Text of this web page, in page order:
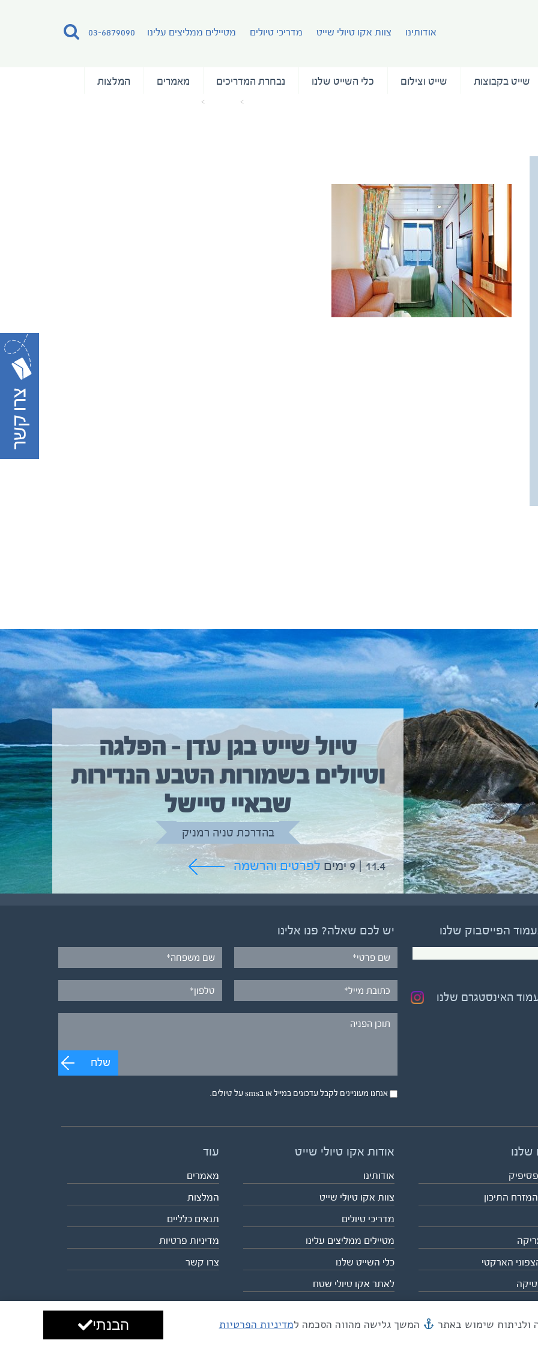
03-6879090 אודותינו צוות אקו טיולי שייט מדריכי טיולים מטיילים ממליצים עלינו
שייט בקבוצות שייט וצילום כלי השייט שלנו נבחרת המדריכים מאמרים המלצות
טיול שייט בגן עדן – הפלגה
וטיולים בשמורות הטבע הנדירות
שבאיי סיישל
בהדרכת טניה רמניק
11.4 | 9 ימים לפרטים והרשמה
טיול שייט מקיף איסלנד
בהדרכת גיל יניב
5.6 | 12 ימים לפרטים והרשמה
הפייסבוק שלנו
האינסטגרם שלנו
יש לכם שאלה? פנו אלינו
שלח
אנחנו מעוניינים לקבל עדכונים במייל או בsms על טיולים.
שלנו
התיכון
הארקטי
אודות אקו טיולי שייט
אודותינו
צוות אקו טיולי שייט
מדריכי טיולים
מטיילים ממליצים עלינו
כלי השייט שלנו
לאתר אקו טיולי שטח
עוד
מאמרים
המלצות
תנאים כלליים
מדיניות פרטיות
צרו קשר
מייל mail@eco.co.il | כתובתנו המסגר 55, תל אביב עיצוב ופיתוח: ביבר גלובל
המשך גלישה מהווה הסכמה למדיניות הפרטיות הבנתי